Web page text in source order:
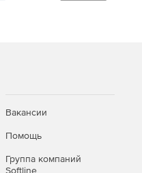
Вакансии
Помощь
Группа компаний
Softline